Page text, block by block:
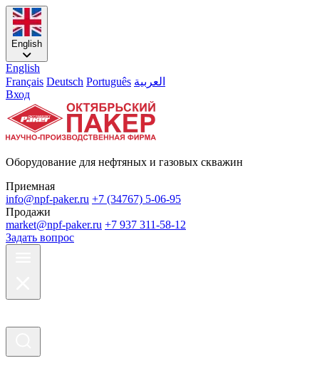
English
English
Français Deutsch Português العربية
Вход
Оборудование для нефтяных и газовых скважин
Приемная
info@npf-paker.ru +7 (34767) 5-06-95
Продажи
market@npf-paker.ru +7 937 311-58-12
Задать вопрос